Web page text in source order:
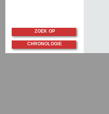
ZOEK OP
CHRONOLOGIE